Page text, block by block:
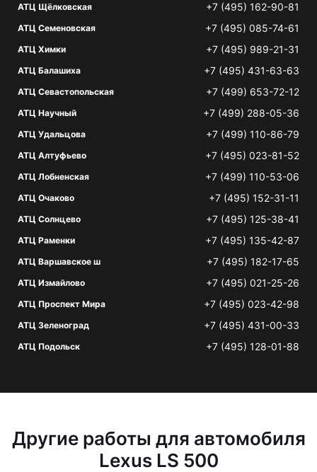
АТЦ Щёлковская +7 (495) 162-90-81
АТЦ Семеновская +7 (495) 085-74-61
АТЦ Химки +7 (495) 989-21-31
АТЦ Балашиха +7 (495) 431-63-63
АТЦ Севастопольская +7 (499) 653-72-12
АТЦ Научный +7 (499) 288-05-36
АТЦ Удальцова +7 (499) 110-86-79
АТЦ Алтуфьево +7 (495) 023-81-52
АТЦ Лобненская +7 (499) 110-53-06
АТЦ Очаково +7 (495) 152-31-11
АТЦ Солнцево +7 (495) 125-38-41
АТЦ Раменки +7 (495) 135-42-87
АТЦ Варшавское ш +7 (495) 182-17-65
АТЦ Измайлово +7 (495) 021-25-26
АТЦ Проспект Мира +7 (495) 023-42-98
АТЦ Зеленоград +7 (495) 431-00-33
АТЦ Подольск +7 (495) 128-01-88
Другие работы для автомобиля
Lexus LS 500